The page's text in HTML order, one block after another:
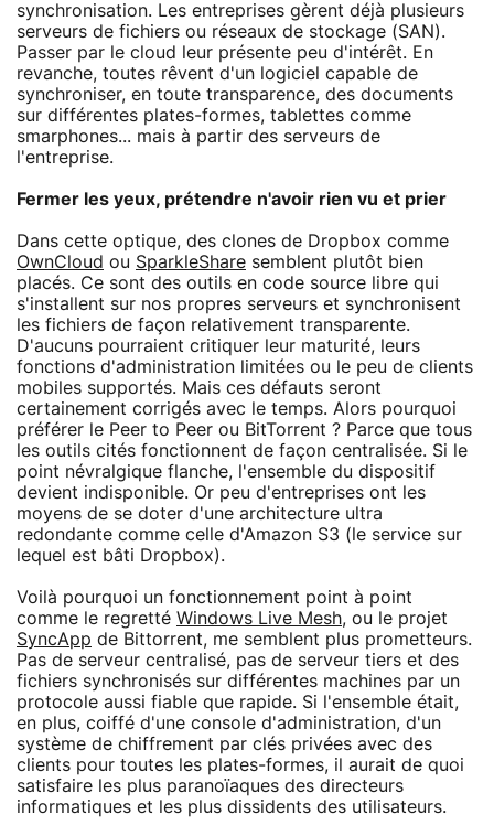
synchronisation. Les entreprises gèrent déjà plusieurs
serveurs de fichiers ou réseaux de stockage (SAN).
Passer par le cloud leur présente peu d'intérêt. En
revanche, toutes rêvent d'un logiciel capable de
synchroniser, en toute transparence, des documents
sur différentes plates-formes, tablettes comme
smarphones... mais à partir des serveurs de
l'entreprise.
Fermer les yeux, prétendre n'avoir rien vu et prier
Dans cette optique, des clones de Dropbox comme
OwnCloud ou SparkleShare semblent plutôt bien
placés. Ce sont des outils en code source libre qui
s'installent sur nos propres serveurs et synchronisent
les fichiers de façon relativement transparente.
D'aucuns pourraient critiquer leur maturité, leurs
fonctions d'administration limitées ou le peu de clients
mobiles supportés. Mais ces défauts seront
certainement corrigés avec le temps. Alors pourquoi
préférer le Peer to Peer ou BitTorrent ? Parce que tous
les outils cités fonctionnent de façon centralisée. Si le
point névralgique flanche, l'ensemble du dispositif
devient indisponible. Or peu d'entreprises ont les
moyens de se doter d'une architecture ultra
redondante comme celle d'Amazon S3 (le service sur
lequel est bâti Dropbox).
Voilà pourquoi un fonctionnement point à point
comme le regretté Windows Live Mesh, ou le projet
SyncApp de Bittorrent, me semblent plus prometteurs.
Pas de serveur centralisé, pas de serveur tiers et des
fichiers synchronisés sur différentes machines par un
protocole aussi fiable que rapide. Si l'ensemble était,
en plus, coiffé d'une console d'administration, d'un
système de chiffrement par clés privées avec des
clients pour toutes les plates-formes, il aurait de quoi
satisfaire les plus paranoïaques des directeurs
informatiques et les plus dissidents des utilisateurs.